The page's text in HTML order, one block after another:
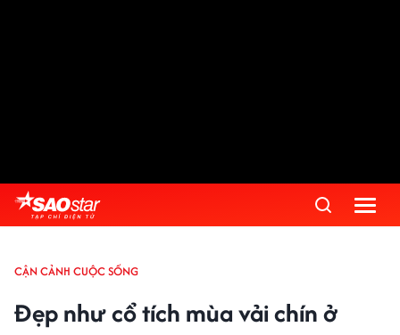
CẬN CẢNH CUỘC SỐNG
Đẹp như cổ tích mùa vải chín ở